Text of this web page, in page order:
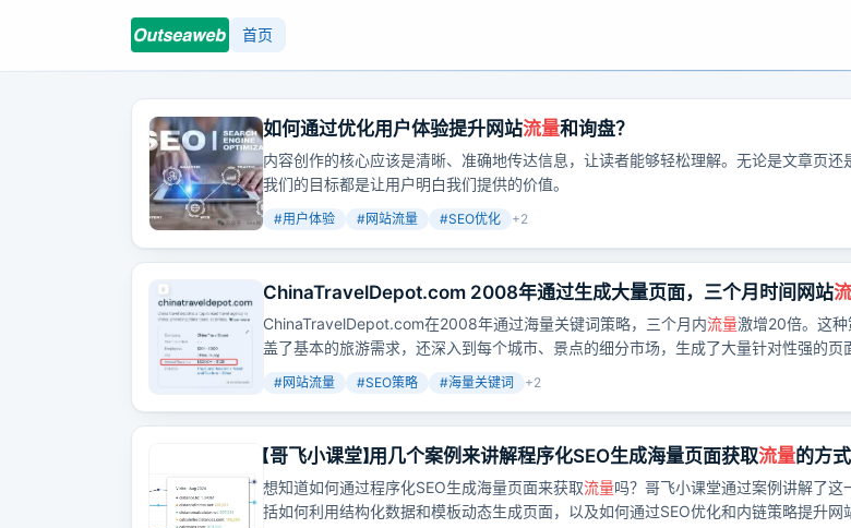
首页
如何通过优化用户体验提升网站流量和询盘？
内容创作的核心应该是清晰、准确地传达信息，让读者能够轻松理解。无论是文章页还
我们的目标都是让用户明白我们提供的价值。
#用户体验 #网站流量 #SEO优化 +2
ChinaTravelDepot.com 2008年通过生成大量页面，三个月时间网站
倍
ChinaTravelDepot.com在2008年通过海量关键词策略，三个月内流量激增20倍。这种
盖了基本的旅游需求，还深入到每个城市、景点的细分市场，生成了大量针对性强的页
外国游客的多样化需求。
#网站流量 #SEO策略 #海量关键词 +2
【哥飞小课堂】用几个案例来讲解程序化SEO生成海量页面获取流量的方式
想知道如何通过程序化SEO生成海量页面来获取流量吗？哥飞小课堂通过案例讲解了这
括如何利用结构化数据和模板动态生成页面，以及如何通过SEO优化和内链策略提升网